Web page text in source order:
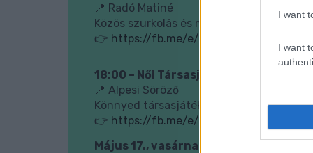
I want
I want
📍 Radó Matiné
Közös szurkolás és meccsnézés az ETO
👉 https://fb.me/e/6U43bXNak
18:00 – Női Társasjáték Kör
📍 Alpesi Söröző
Könnyed társasjátékos este közösségi
👉 https://fb.me/e/jRfbgBNGU
Május 17., vasárnap